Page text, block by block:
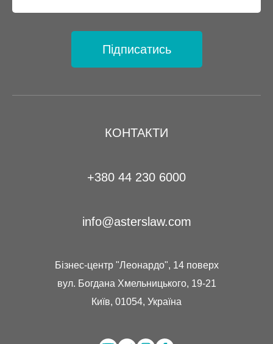
КОНТАКТИ
+380 44 230 6000
info@asterslaw.com
Бізнес-центр "Леонардо", 14 поверх
вул. Богдана Хмельницького, 19-21
Київ, 01054, Україна
Підписатись